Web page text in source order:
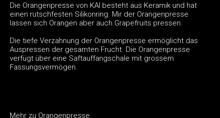
Die Orangenpresse von KAI besteht aus Keramik und hat
einen rutschfesten Silikonring. Mir der Orangenpresse
lassen sich Orangen aber auch Grapefruits pressen.
Die tiefe Verzahnung der Orangenpresse ermöglicht das
Auspressen der gesamten Frucht. Die Orangenpresse
verfügt über eine Saftauffangschale mit grossem
Fassungsvermögen.
Mehr zu Orangenpresse